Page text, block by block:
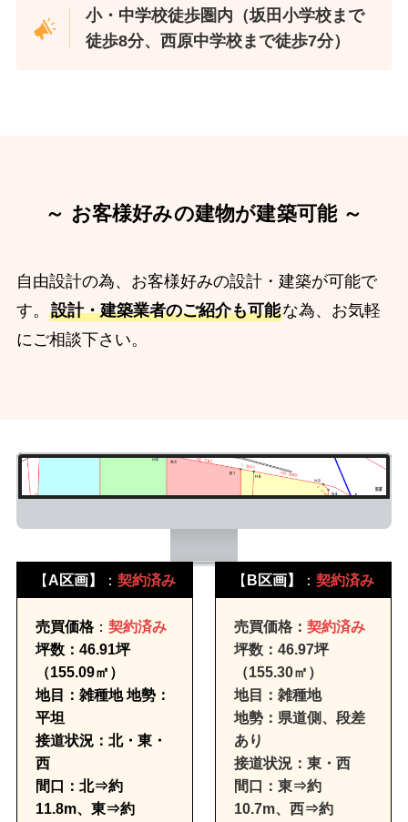
小・中学校徒歩圏内（坂田小学校まで
徒歩8分、西原中学校まで徒歩7分）
～ お客様好みの建物が建築可能 ～
自由設計の為、お客様好みの設計・建築が可能で
す。 設計・建築業者のご紹介も可能な為、お気軽
にご相談下さい。
【A区画】 ： 契約済み
売買価格：契約済み
坪数：46.91坪
（155.09㎡）
地目：雑種地 地勢：
平坦
接道状況：北・東・
西
間口：北⇒約
11.8m、東⇒約
【B区画】 ：契約済み
売買価格：契約済み
坪数：46.97坪
（155.30㎡）
地目：雑種地
地勢：県道側、段差
あり
接道状況：東・西
間口：東⇒約
10.7m、西⇒約